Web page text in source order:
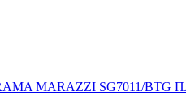
MARAZZI SG7011/BTG